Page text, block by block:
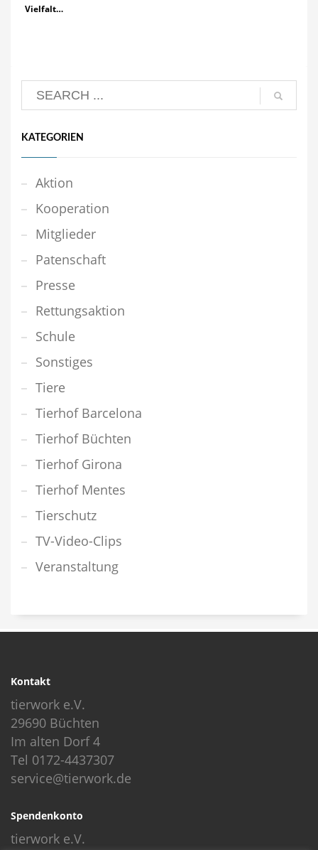
Vielfalt…
KATEGORIEN
Aktion
Kooperation
Mitglieder
Patenschaft
Presse
Rettungsaktion
Schule
Sonstiges
Tiere
Tierhof Barcelona
Tierhof Büchten
Tierhof Girona
Tierhof Mentes
Tierschutz
TV-Video-Clips
Veranstaltung
Kontakt
tierwork e.V.
29690 Büchten
Im alten Dorf 4
Tel 0172-4437307
service@tierwork.de
Spendenkonto
tierwork e.V.